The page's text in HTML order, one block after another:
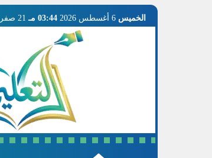
الخميس 03:44 مـ 21 صفر 1448